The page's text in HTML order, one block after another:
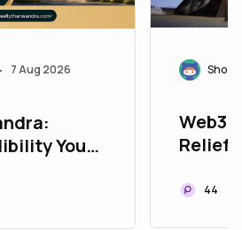
• 7 Aug 2026
You
Web3
Relief:
44